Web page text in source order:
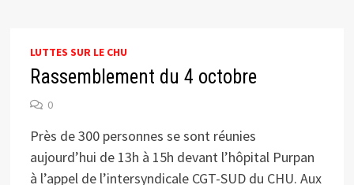
LUTTES SUR LE CHU
Rassemblement du 4 octobre
0
Près de 300 personnes se sont réunies
aujourd’hui de 13h à 15h devant l’hôpital Purpan
à l’appel de l’intersyndicale CGT-SUD du CHU. Aux